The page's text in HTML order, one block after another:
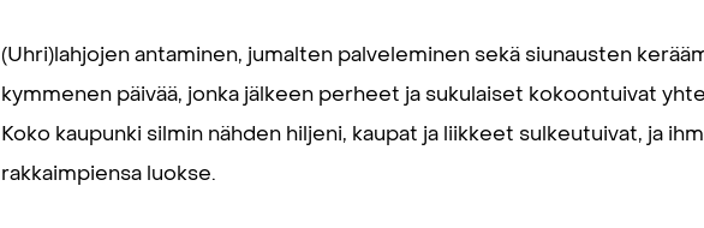
(Uhri)lahjojen antaminen, jumalten palveleminen sekä siunausten
kymmenen päivää, jonka jälkeen perheet ja sukulaiset kokoontuivat
Koko kaupunki silmin nähden hiljeni, kaupat ja liikkeet sulkeutuivat, ja
rakkaimpiensa luokse.